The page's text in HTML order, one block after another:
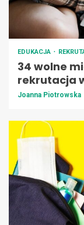
EDUKACJA
34 wolne
rekrutacja
Joanna Piotrowska